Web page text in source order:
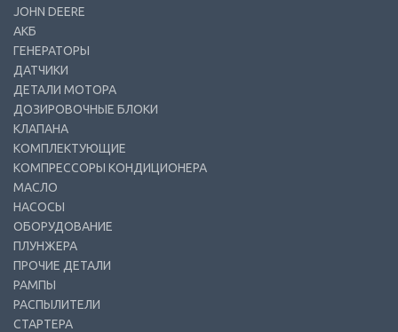
JOHN DEERE
АКБ
ГЕНЕРАТОРЫ
ДАТЧИКИ
ДЕТАЛИ МОТОРА
ДОЗИРОВОЧНЫЕ БЛОКИ
КЛАПАНА
КОМПЛЕКТУЮЩИЕ
КОМПРЕССОРЫ КОНДИЦИОНЕРА
МАСЛО
НАСОСЫ
ОБОРУДОВАНИЕ
ПЛУНЖЕРА
ПРОЧИЕ ДЕТАЛИ
РАМПЫ
РАСПЫЛИТЕЛИ
СТАРТЕРА